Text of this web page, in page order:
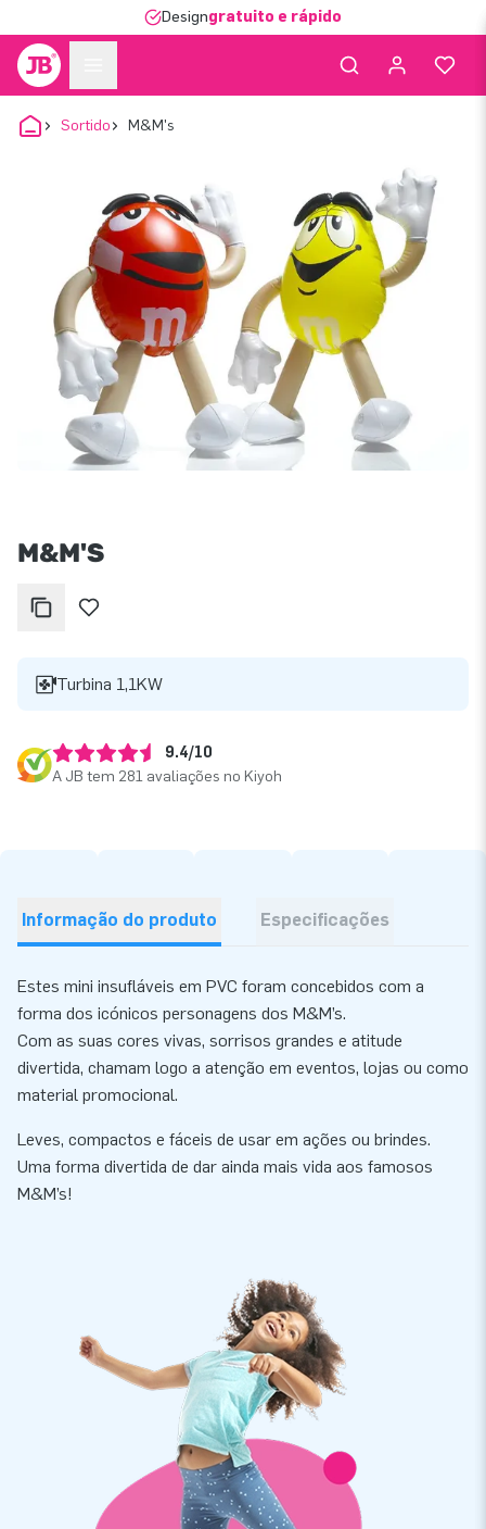
Designgratuito e rápido
Sortido M&M's
M&M'S
Turbina 1,1KW
9.4/10
A JB tem 281 avaliações no Kiyoh
Informação do produto Especificações
Estes mini insufláveis em PVC foram concebidos com a
forma dos icónicos personagens dos M&M’s.
Com as suas cores vivas, sorrisos grandes e atitude
divertida, chamam logo a atenção em eventos, lojas ou como
material promocional.
Leves, compactos e fáceis de usar em ações ou brindes.
Uma forma divertida de dar ainda mais vida aos famosos
M&M’s!